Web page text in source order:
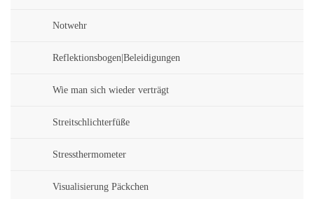
Notwehr
Reflektionsbogen|Beleidigungen
Wie man sich wieder verträgt
Streitschlichterfüße
Stressthermometer
Visualisierung Päckchen